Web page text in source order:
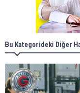
Bu Kategorideki Diğer